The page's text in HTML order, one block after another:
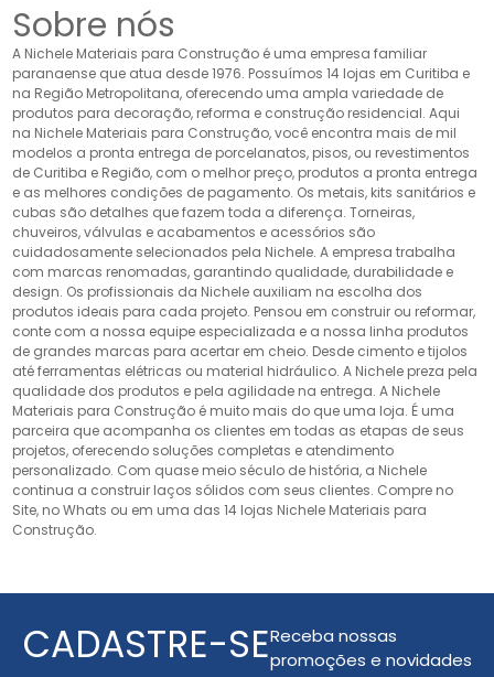
Sobre nós
A Nichele Materiais para Construção é uma empresa familiar
paranaense que atua desde 1976. Possuímos 14 lojas em Curitiba e
na Região Metropolitana, oferecendo uma ampla variedade de
produtos para decoração, reforma e construção residencial. Aqui
na Nichele Materiais para Construção, você encontra mais de mil
modelos a pronta entrega de porcelanatos, pisos, ou revestimentos
de Curitiba e Região, com o melhor preço, produtos a pronta entrega
e as melhores condições de pagamento. Os metais, kits sanitários e
cubas são detalhes que fazem toda a diferença. Torneiras,
chuveiros, válvulas e acabamentos e acessórios são
cuidadosamente selecionados pela Nichele. A empresa trabalha
com marcas renomadas, garantindo qualidade, durabilidade e
design. Os profissionais da Nichele auxiliam na escolha dos
produtos ideais para cada projeto. Pensou em construir ou reformar,
conte com a nossa equipe especializada e a nossa linha produtos
de grandes marcas para acertar em cheio. Desde cimento e tijolos
até ferramentas elétricas ou material hidráulico. A Nichele preza pela
qualidade dos produtos e pela agilidade na entrega. A Nichele
Materiais para Construção é muito mais do que uma loja. É uma
parceira que acompanha os clientes em todas as etapas de seus
projetos, oferecendo soluções completas e atendimento
personalizado. Com quase meio século de história, a Nichele
continua a construir laços sólidos com seus clientes. Compre no
Site, no Whats ou em uma das 14 lojas Nichele Materiais para
Construção.
CADASTRE-SEReceba nossas
promoções e novidades